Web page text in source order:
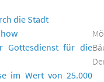
die Stadt
Gottesdienst für die
im Wert von 25.000